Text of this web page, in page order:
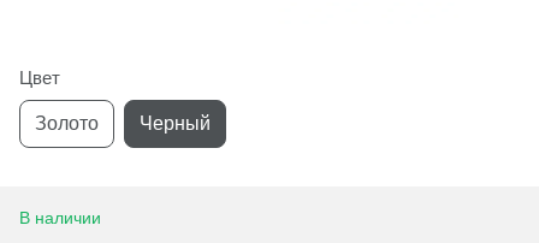
Цвет
Золото Черный
В наличии